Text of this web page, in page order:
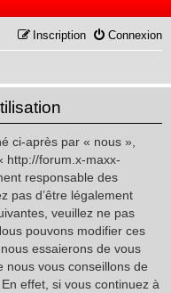
Connexion
Inscription
ci-après par « nous »,
http://forum.x-maxx-
responsable des
pas d’être légalement
veuillez ne pas
pouvons modifier ces
essaierons de vous
nous vous conseillons de
effet, si vous continuez à